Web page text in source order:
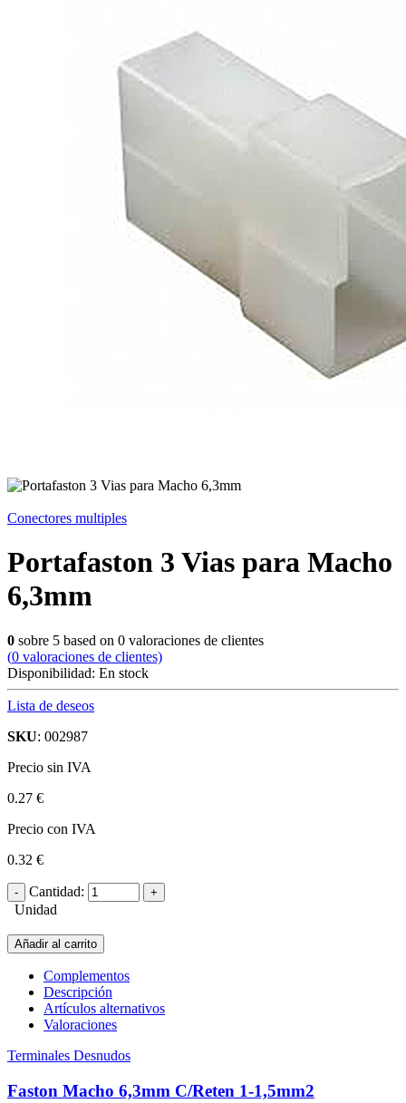
Conectores multiples
Portafaston 3 Vias para Macho
6,3mm
0 sobre 5 based on 0 valoraciones de clientes
(0 valoraciones de clientes)
Disponibilidad: En stock
Lista de deseos
SKU: 002987
Precio sin IVA
0.27 €
Precio con IVA
0.32 €
Cantidad:
Unidad
Añadir al carrito
Complementos
Descripción
Artículos alternativos
Valoraciones
Terminales Desnudos
Faston Macho 6,3mm C/Reten 1-1,5mm2